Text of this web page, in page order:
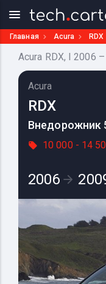
Главная Acura RDX
Acura RDX, I 2006
Acura
RDX
Внедорожник
10 000 - 14
2006